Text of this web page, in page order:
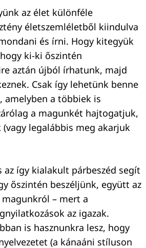
az élet különféle
életszemléletből kiindulva
és írni. Hogy kitegyük
ki-ki őszintén
aztán újból írhatunk, majd
Csak így lehetünk benne
amelyben a többiek is
a magunkét hajtogatjuk,
legalábbis meg akarjuk
az így kialakult párbeszéd segít
őszintén beszéljünk, együtt az
– mert a
az igazak.
is hasznunkra lesz, hogy
(a kánaáni stíluson